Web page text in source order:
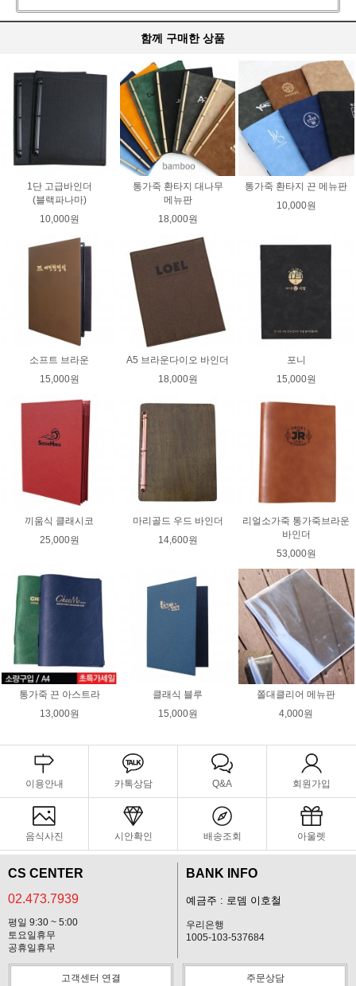
함께 구매한 상품
1단 고급바인더
(블랙파나마)
10,000원
통가죽 환타지 대나무
메뉴판
18,000원
통가죽 환타지 끈 메뉴판
10,000원
소프트 브라운
15,000원
A5 브라운다이오 바인더
18,000원
포니
15,000원
끼움식 클래시코
25,000원
마리골드 우드 바인더
14,600원
리얼소가죽 통가죽브라운
바인더
53,000원
통가죽 끈 아스트라
13,000원
클래식 블루
15,000원
쫄대클리어 메뉴판
4,000원
이용안내 카톡상담 Q&A 회원가입
음식사진 시안확인 배송조회 아울렛
CS CENTER
02.473.7939
평일 9:30 ~ 5:00
토요일휴무
공휴일휴무
BANK INFO
예금주 : 로뎀 이호철
우리은행
1005-103-537684
고객센터 연결 주문상담